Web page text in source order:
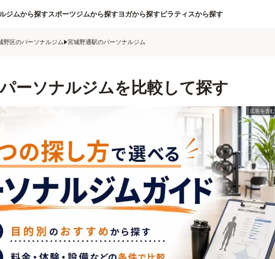
ジムから探すスポーツジムから探すヨガから探すピラティスから探す
野区のパーソナルジム 宮城野通駅のパーソナルジム
ーソナルジムを比較して探す